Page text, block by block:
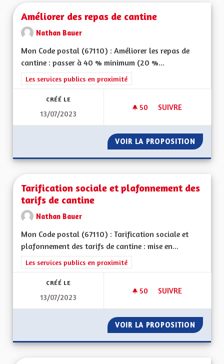
Améliorer des repas de cantine
Nathan Bauer
Mon Code postal (67110) : Améliorer les repas de
cantine : passer à 40 % minimum (20 %...
Filtrer les résultats de la catégorie : Les services publics en
Les services publics en proximité
CRÉÉ LE
13/07/2023
50 50 ABONNÉS
SUIVRE
VOIR LA PROPOSITION
Tarification sociale et plafonnement des
tarifs de cantine
Nathan Bauer
Mon Code postal (67110) : Tarification sociale et
plafonnement des tarifs de cantine : mise en...
Filtrer les résultats de la catégorie : Les services publics en
Les services publics en proximité
CRÉÉ LE
13/07/2023
50 50 ABONNÉS
SUIVRE
VOIR LA PROPOSITION